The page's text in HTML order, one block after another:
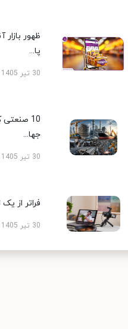
ظهور
پا...
30 تیر 1405
10 صنعتی
جها...
30 تیر 1405
فراتر از یک
30 تیر 1405